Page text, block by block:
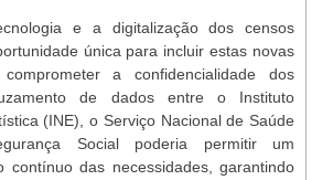
e a digitalização dos censos
única para incluir estas novas
a confidencialidade dos
de dados entre o Instituto
(INE), o Serviço Nacional de Saúde
Social poderia permitir um
contínuo das necessidades, garantindo